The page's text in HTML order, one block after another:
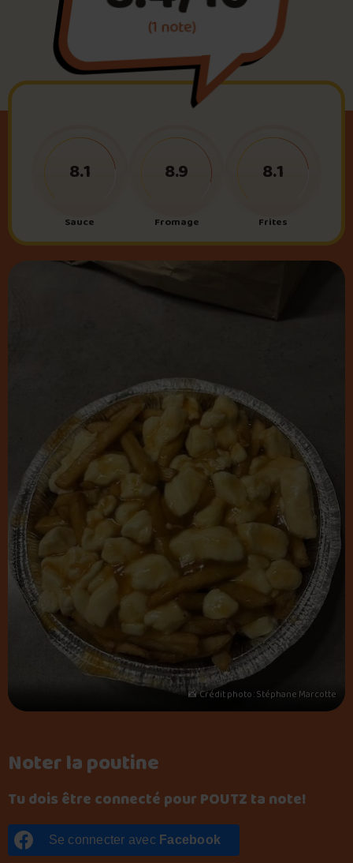
Foire aux questions
Me connecter
(1 note)
Noter la poutine
Tu dois être connecté pour POUTZ ta note!
Se connecter avec Facebook
Sauce
8.1
Fromage
8.9
Frites
8.1
📸 Crédit photo : Stéphane Marcotte